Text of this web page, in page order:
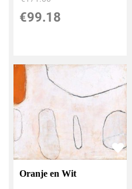
€99.18
Oranje en Wit